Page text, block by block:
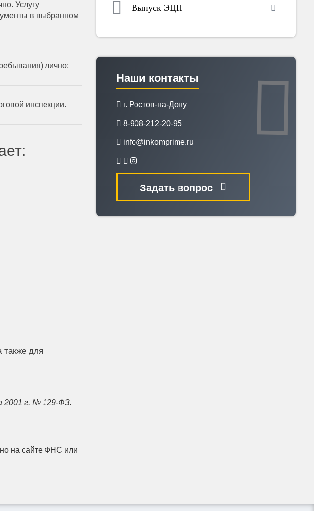
Услугу
в выбранном
лично;
инспекции.
также для
2001 г. № 129-ФЗ.
на сайте ФНС или
Выпуск ЭЦП
Наши контакты
г. Ростов-на-Дону
8-908-212-20-95
info@inkomprime.ru
Задать вопрос